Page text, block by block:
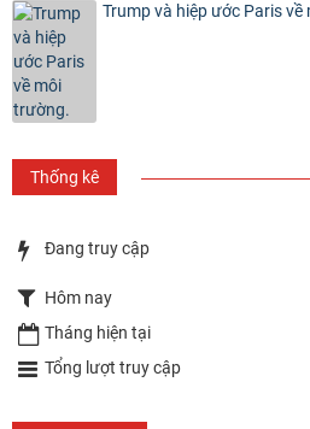
Trump và hiệp ước Paris
Thống kê
Đang truy cập
Hôm nay
Tháng hiện tại
Tổng lượt truy cập